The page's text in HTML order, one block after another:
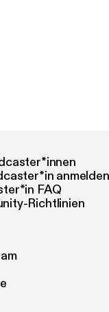
anmelden
FAQ
Richtlinien